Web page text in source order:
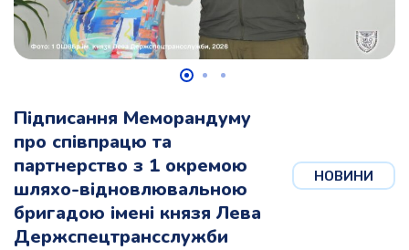
НОВИНИ
Підписання Меморандуму
про співпрацю та
партнерство з 1 окремою
шляхо-відновлювальною
бригадою імені князя Лева
Держспецтрансслужби